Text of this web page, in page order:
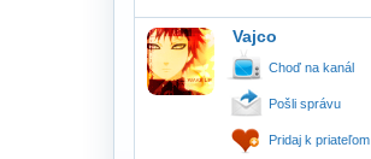
Vajco
Choď na kanál
Pošli správu
Pridaj k priateľom